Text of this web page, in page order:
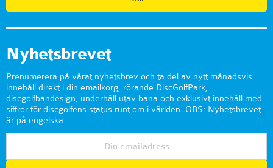
Nyhetsbrevet
Prenumerera på vårat nyhetsbrev och ta del av nytt månadsvis
innehåll direkt i din emailkorg, rörande DiscGolfPark,
discgolfbandesign, underhåll utav bana och exklusivt innehåll med
siffror för discgolfens status runt om i världen. OBS: Nyhetsbrevet
är på engelska.